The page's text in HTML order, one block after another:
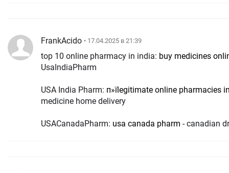
FrankAcido • 17.04.2025 в 21:39
top 10 online pharmacy in india: buy medicines
UsaIndiaPharm
USA India Pharm: п»їlegitimate online pharmacies
medicine home delivery
USACanadaPharm: usa canada pharm - canadian